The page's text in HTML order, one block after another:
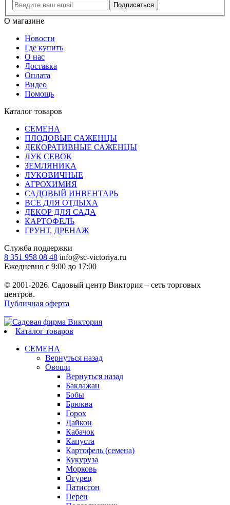
Подписаться
О магазине
Новости
Где купить
О нас
Доставка
Оплата
Видео
Помощь
Каталог товаров
СЕМЕНА
ПЛОДОВЫЕ САЖЕНЦЫ
ДЕКОРАТИВНЫЕ САЖЕНЦЫ
ЛУК СЕВОК
ЗЕМЛЯНИКА
ЛУКОВИЧНЫЕ
АГРОХИМИЯ
САДОВЫЙ ИНВЕНТАРЬ
ВСЕ ДЛЯ ОТДЫХА
ДЕКОР ДЛЯ САДА
КАРТОФЕЛЬ
ГРУНТ, ДРЕНАЖ
Служба поддержки
8 351 958 08 48 info@sc-victoriya.ru
Ежедневно с 9:00 до 17:00
© 2001-2026. Садовый центр Виктория – сеть торговых
центров.
Публичная оферта
Каталог товаров
СЕМЕНА
Вернуться назад
Овощи
Вернуться назад
Баклажан
Бобы
Брюква
Горох
Дайкон
Кабачок
Капуста
Картофель (семена)
Кукуруза
Морковь
Огурец
Патиссон
Перец